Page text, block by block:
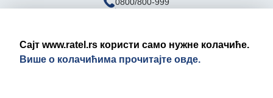
Сајт www.ratel.rs користи само нужне колачиће.
Више о колачићима прочитајте овде.